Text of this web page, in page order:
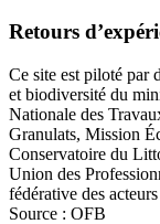
Retours
Ce site est piloté par
et biodiversité du
Nationale des
Granulats, Mission
Conservatoire du
Union des
fédérative des
Source : OFB